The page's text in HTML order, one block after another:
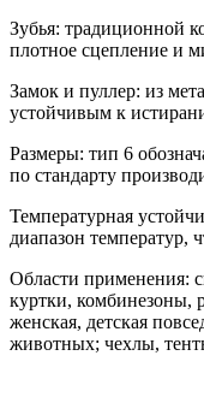
Зубья: традиционной
плотное сцепление и
Замок и пуллер: из
устойчивым к
Размеры: тип 6
по стандарту
Температурная
диапазон температур,
Области применения:
куртки, комбинезоны,
женская, детская
животных; чехлы,